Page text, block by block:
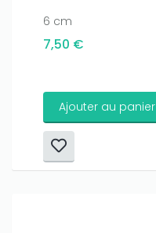
6 cm
7,50 €
Ajouter au panier